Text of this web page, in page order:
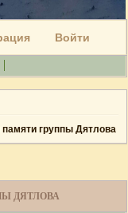
Войти
группы Дятлова
ДЯТЛОВА